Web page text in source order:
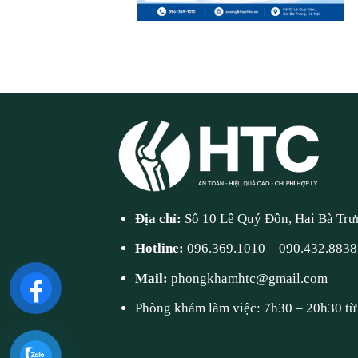
Địa chỉ: Số 10 Lê Quý Đôn, Hai Bà
Hotline:096.369.1010 –090.432.8838
Mail:phongkhamhtc@gmail.com
Phòng khám làm việc: 7h30 – 20h30